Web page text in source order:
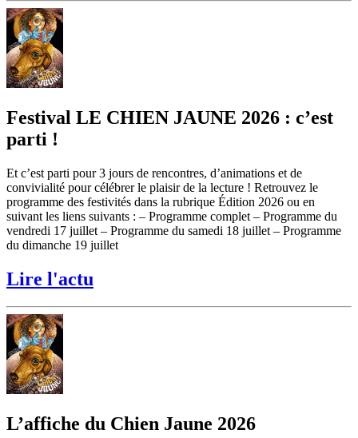
Festival LE CHIEN JAUNE 2026 : c’est
parti !
Et c’est parti pour 3 jours de rencontres, d’animations et de
convivialité pour célébrer le plaisir de la lecture ! Retrouvez le
programme des festivités dans la rubrique Édition 2026 ou en
suivant les liens suivants : – Programme complet – Programme du
vendredi 17 juillet – Programme du samedi 18 juillet – Programme
du dimanche 19 juillet
Lire l'actu
L’affiche du Chien Jaune 2026